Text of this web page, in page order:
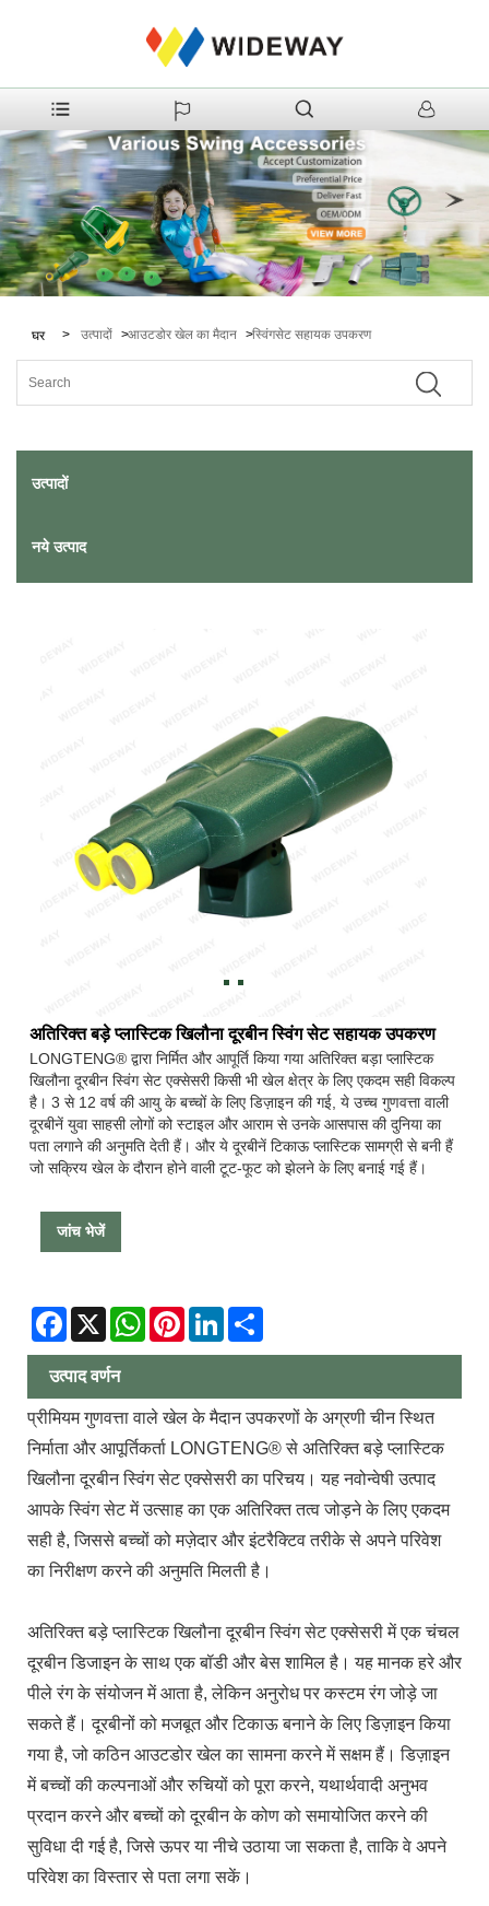
घर > उत्पादों >आउटडोर खेल का मैदान >स्विंगसेट सहायक उपकरण
उत्पादों
नये उत्पाद
अतिरिक्त बड़े प्लास्टिक खिलौना दूरबीन स्विंग सेट सहायक उपकरण
LONGTENG® द्वारा निर्मित और आपूर्ति किया गया अतिरिक्त बड़ा प्लास्टिक
खिलौना दूरबीन स्विंग सेट एक्सेसरी किसी भी खेल क्षेत्र के लिए एकदम सही विकल्प
है। 3 से 12 वर्ष की आयु के बच्चों के लिए डिज़ाइन की गई, ये उच्च गुणवत्ता वाली
दूरबीनें युवा साहसी लोगों को स्टाइल और आराम से उनके आसपास की दुनिया का
पता लगाने की अनुमति देती हैं। और ये दूरबीनें टिकाऊ प्लास्टिक सामग्री से बनी हैं
जो सक्रिय खेल के दौरान होने वाली टूट-फूट को झेलने के लिए बनाई गई हैं।
जांच भेजें
Facebook
X WhatsApp
PinterestLinkedIn
उत्पाद वर्णन
प्रीमियम गुणवत्ता वाले खेल के मैदान उपकरणों के अग्रणी चीन स्थित
निर्माता और आपूर्तिकर्ता LONGTENG® से अतिरिक्त बड़े प्लास्टिक
खिलौना दूरबीन स्विंग सेट एक्सेसरी का परिचय। यह नवोन्वेषी उत्पाद
आपके स्विंग सेट में उत्साह का एक अतिरिक्त तत्व जोड़ने के लिए एकदम
सही है, जिससे बच्चों को मज़ेदार और इंटरैक्टिव तरीके से अपने परिवेश
का निरीक्षण करने की अनुमति मिलती है।
अतिरिक्त बड़े प्लास्टिक खिलौना दूरबीन स्विंग सेट एक्सेसरी में एक चंचल
दूरबीन डिजाइन के साथ एक बॉडी और बेस शामिल है। यह मानक हरे और
पीले रंग के संयोजन में आता है, लेकिन अनुरोध पर कस्टम रंग जोड़े जा
सकते हैं। दूरबीनों को मजबूत और टिकाऊ बनाने के लिए डिज़ाइन किया
गया है, जो कठिन आउटडोर खेल का सामना करने में सक्षम हैं। डिज़ाइन
में बच्चों की कल्पनाओं और रुचियों को पूरा करने, यथार्थवादी अनुभव
प्रदान करने और बच्चों को दूरबीन के कोण को समायोजित करने की
सुविधा दी गई है, जिसे ऊपर या नीचे उठाया जा सकता है, ताकि वे अपने
परिवेश का विस्तार से पता लगा सकें।